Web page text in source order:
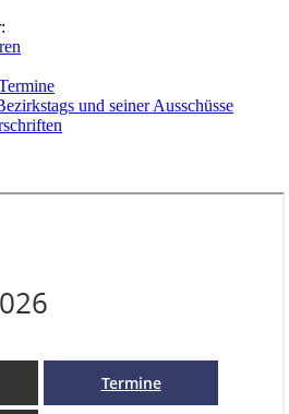
und seiner Ausschüsse